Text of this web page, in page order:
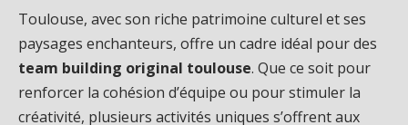
Toulouse, avec son riche patrimoine culturel et ses
paysages enchanteurs, offre un cadre idéal pour des
team building original toulouse. Que ce soit pour
renforcer la cohésion d’équipe ou pour stimuler la
créativité, plusieurs activités uniques s’offrent aux